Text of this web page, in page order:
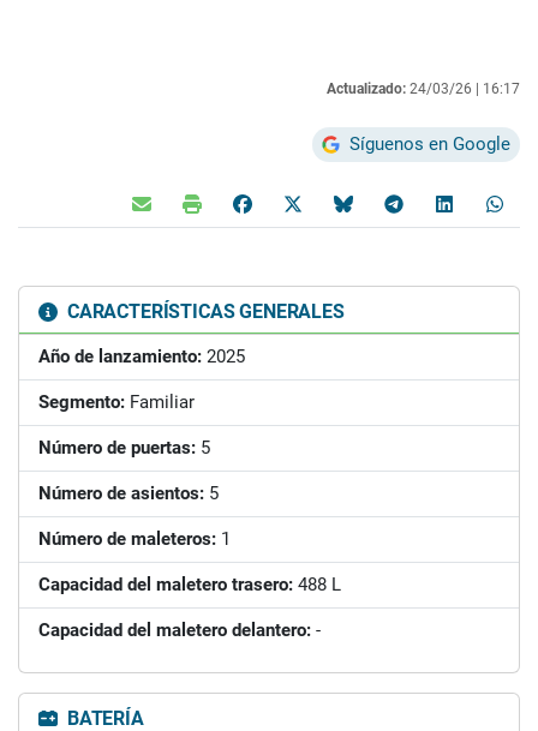
Actualizado: 24/03/26 | 16:17
Síguenos en Google
CARACTERÍSTICAS GENERALES
Año de lanzamiento: 2025
Segmento: Familiar
Número de puertas: 5
Número de asientos: 5
Número de maleteros: 1
Capacidad del maletero trasero: 488 L
Capacidad del maletero delantero: -
BATERÍA